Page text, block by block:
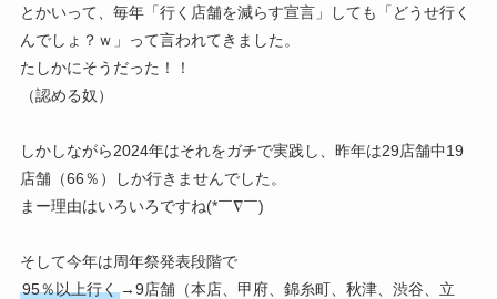
とかいって、毎年「行く店舗を減らす宣言」しても「どうせ行く
んでしょ？ｗ」って言われてきました。
たしかにそうだった！！
（認める奴）
しかしながら2024年はそれをガチで実践し、昨年は29店舗中19
店舗（66％）しか行きませんでした。
まー理由はいろいろですね(*￣∇￣)
そして今年は周年祭発表段階で
95％以上行く→9店舗（本店、甲府、錦糸町、秋津、渋谷、立